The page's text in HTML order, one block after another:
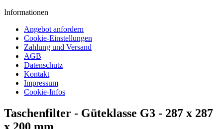
Informationen
Angebot anfordern
Cookie-Einstellungen
Zahlung und Versand
AGB
Datenschutz
Kontakt
Impressum
Cookie-Infos
Taschenfilter - Güteklasse G3 - 287 x 287